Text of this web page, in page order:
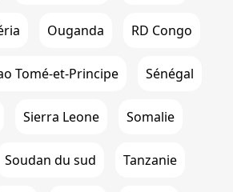
Ouganda RD Congo
Tomé-et-Principe Sénégal
Sierra Leone Somalie
Soudan du sud Tanzanie